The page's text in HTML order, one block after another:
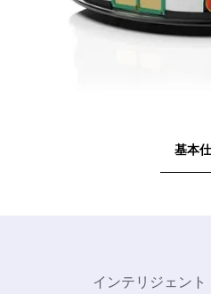
基本
インテリジェン